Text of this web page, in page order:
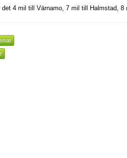
det 4 mil till Värnamo, 7 mil till Halmstad,